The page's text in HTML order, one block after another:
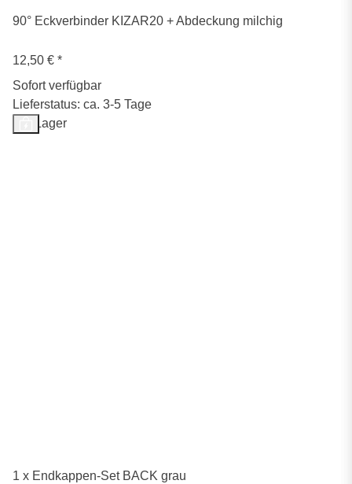
90° Eckverbinder KIZAR20 + Abdeckung milchig
12,50 € *
Sofort verfügbar
Lieferstatus: ca. 3-5 Tage
Auf Lager
1 x Endkappen-Set BACK grau